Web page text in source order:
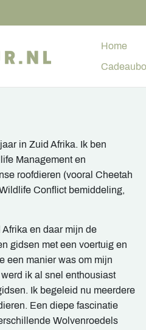
Home
in Zuid Afrika. Ik ben
Management en
roofdieren (vooral Cheetah
Conflict bemiddeling,
en daar mijn de
gidsen met een voertuig en
een manier was om mijn
ik al snel enthousiast
Ik begeleid nu meerdere
Een diepe fascinatie
Wolvenroedels